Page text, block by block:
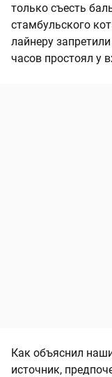
только съесть
стамбульского
лайнеру
часов простоял у
Как объяснил
источник,